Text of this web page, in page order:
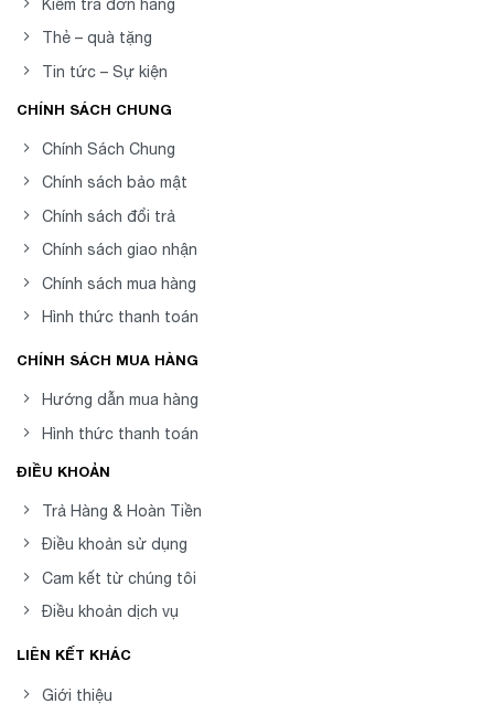
Kiểm tra đơn hàng
Thẻ – quà tặng
Tin tức – Sự kiện
CHÍNH SÁCH CHUNG
Chính Sách Chung
Chính sách bảo mật
Chính sách đổi trả
Chính sách giao nhận
Chính sách mua hàng
Hình thức thanh toán
CHÍNH SÁCH MUA HÀNG
Hướng dẫn mua hàng
Hình thức thanh toán
ĐIỀU KHOẢN
Trả Hàng & Hoàn Tiền
Điều khoản sử dụng
Cam kết từ chúng tôi
Điều khoản dịch vụ
LIÊN KẾT KHÁC
Giới thiệu